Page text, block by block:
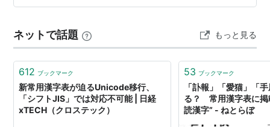
内閣総理大臣 菅直人
以下、別紙 略
昭和56年内閣告示
1981年（昭和56年）10月、「一般の社会生活で用いる
場合の、効率的で共通性の高い漢字を収め、分かりやす
い。 ・ヤ行のエは存在していたが、仮名ができあがる(九
ぶんあったがはっきりしない。 ・ワ行のウは存在してい
た形跡がない。 ・ワ行のヰとヱは確実…
ネットで話題 もっと見る
612 ブックマーク
新常用漢字表が迫るUnicode移行、
「シフトJIS」では対応不可能 | 日経
xTECH（クロステック）
53 ブックマーク
「訃報」「愛猫」「
る？ 常用漢字表に掲
読漢字” - ねとらぼ